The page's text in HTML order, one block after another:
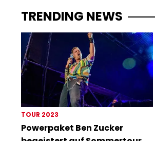
TRENDING NEWS
TOUR 2023
Powerpaket Ben Zucker